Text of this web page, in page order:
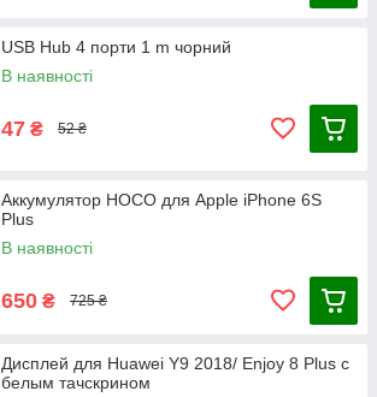
USB Hub 4 порти 1 m чорний
В наявності
47 ₴ 52 ₴
Аккумулятор HOCO для Apple iPhone 6S
Plus
В наявності
650 ₴ 725 ₴
Дисплей для Huawei Y9 2018/ Enjoy 8 Plus с
белым тачскрином